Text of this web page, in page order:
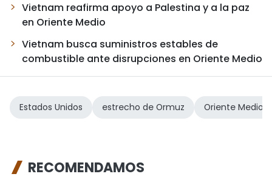
Vietnam reafirma apoyo a Palestina y a la paz
en Oriente Medio
Vietnam busca suministros estables de
combustible ante disrupciones en Oriente Medio
Estados Unidos estrecho de Ormuz Oriente Medio
RECOMENDAMOS